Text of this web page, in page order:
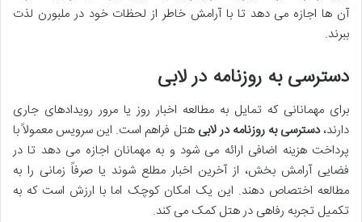
آن ها اجازه می دهد تا با آرامش خاطر از لحظات خود در ملبورن لذت
ببرند.
دسترسی به روزنامه در لابی
برای مهمانانی که تمایل به مطالعه اخبار روز یا مرور رویدادهای جاری
دارند،دسترسی به روزنامه در لابی هتل فراهم است. این سرویس معمولاً با
پرداخت هزینه اضافی ارائه می شود و به مهمانان اجازه می دهد تا در
فضایی آرامش بخش، از آخرین اخبار مطلع شوند یا صرفاً زمانی را به
مطالعه اختصاص دهند. این یک امکان کوچک اما با ارزش است که به
تکمیل تجربه رفاهی در هتل کمک می کند.